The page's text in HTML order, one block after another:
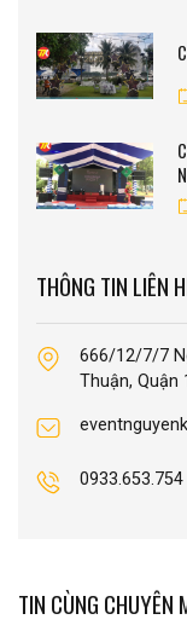
THÔNG TIN LIÊN
666/12/7/7
Thuận, Quận
0933.653.754
TIN CÙNG CHUYÊN